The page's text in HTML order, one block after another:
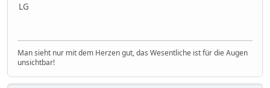
LG
Man sieht nur mit dem Herzen gut, das Wesentliche ist für die Augen
unsichtbar!